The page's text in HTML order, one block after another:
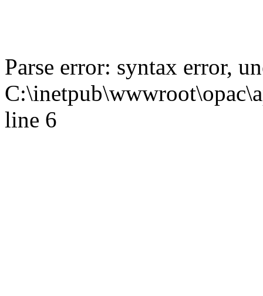
Parse error: syntax error,
line 6